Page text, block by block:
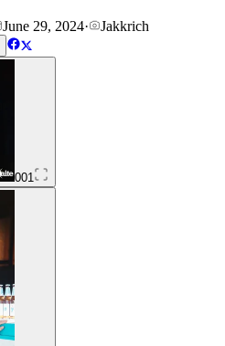
June 29, 2024·
Jakkrich
001